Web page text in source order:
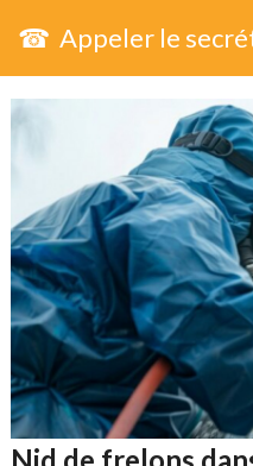
☎ Appeler le